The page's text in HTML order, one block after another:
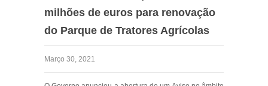
milhões de euros para renovação
do Parque de Tratores Agrícolas
Março 30, 2021